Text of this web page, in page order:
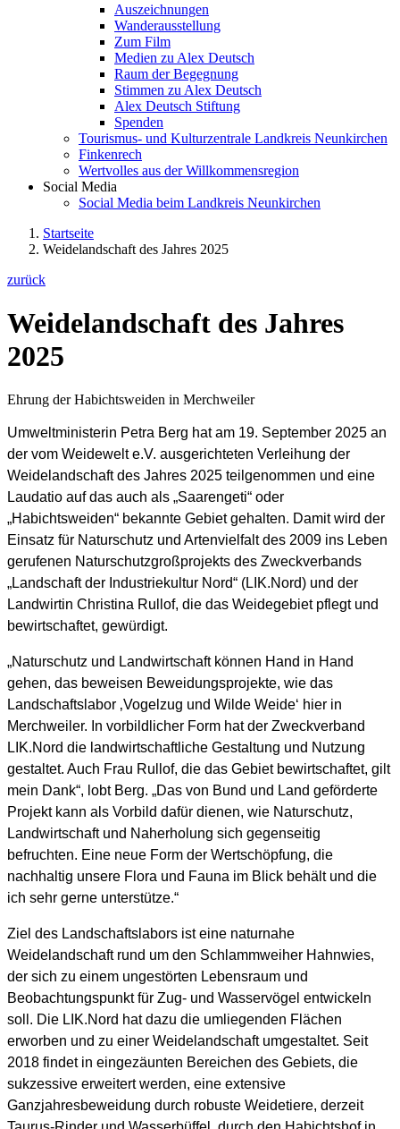
Auszeichnungen
Wanderausstellung
Zum Film
Medien zu Alex Deutsch
Raum der Begegnung
Stimmen zu Alex Deutsch
Alex Deutsch Stiftung
Spenden
Tourismus- und Kulturzentrale Landkreis Neunkirchen
Finkenrech
Wertvolles aus der Willkommensregion
Social Media
Social Media beim Landkreis Neunkirchen
Startseite
Weidelandschaft des Jahres 2025
zurück
Weidelandschaft des Jahres
2025
Ehrung der Habichtsweiden in Merchweiler
Umweltministerin Petra Berg hat am 19. September 2025 an
der vom Weidewelt e.V. ausgerichteten Verleihung der
Weidelandschaft des Jahres 2025 teilgenommen und eine
Laudatio auf das auch als „Saarengeti“ oder
„Habichtsweiden“ bekannte Gebiet gehalten. Damit wird der
Einsatz für Naturschutz und Artenvielfalt des 2009 ins Leben
gerufenen Naturschutzgroßprojekts des Zweckverbands
„Landschaft der Industriekultur Nord“ (LIK.Nord) und der
Landwirtin Christina Rullof, die das Weidegebiet pflegt und
bewirtschaftet, gewürdigt.
„Naturschutz und Landwirtschaft können Hand in Hand
gehen, das beweisen Beweidungsprojekte, wie das
Landschaftslabor ‚Vogelzug und Wilde Weide‘ hier in
Merchweiler. In vorbildlicher Form hat der Zweckverband
LIK.Nord die landwirtschaftliche Gestaltung und Nutzung
gestaltet. Auch Frau Rullof, die das Gebiet bewirtschaftet, gilt
mein Dank“, lobt Berg. „Das von Bund und Land geförderte
Projekt kann als Vorbild dafür dienen, wie Naturschutz,
Landwirtschaft und Naherholung sich gegenseitig
befruchten. Eine neue Form der Wertschöpfung, die
nachhaltig unsere Flora und Fauna im Blick behält und die
ich sehr gerne unterstütze.“
Ziel des Landschaftslabors ist eine naturnahe
Weidelandschaft rund um den Schlammweiher Hahnwies,
der sich zu einem ungestörten Lebensraum und
Beobachtungspunkt für Zug- und Wasservögel entwickeln
soll. Die LIK.Nord hat dazu die umliegenden Flächen
erworben und zu einer Weidelandschaft umgestaltet. Seit
2018 findet in eingezäunten Bereichen des Gebiets, die
sukzessive erweitert werden, eine extensive
Ganzjahresbeweidung durch robuste Weidetiere, derzeit